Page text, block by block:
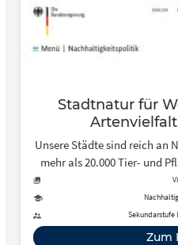
Stadtnatur für
Unsere Städte sind reich an
mehr als 20.000 Tier- und
leben mehr als drei Viertel
Städten. Urbanes Grün ist
ist der Garant für
Bundesregierung möchte
Sekundarstufe
Zum